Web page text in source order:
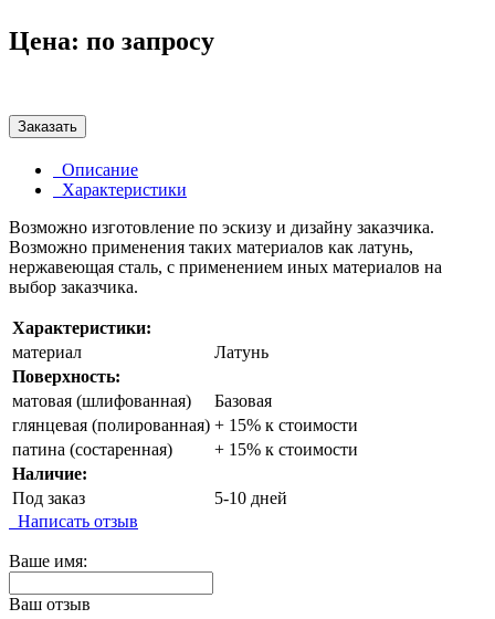
Цена: по запросу
Заказать
Описание
Характеристики
Возможно изготовление по эскизу и дизайну заказчика.
Возможно применения таких материалов как латунь,
нержавеющая сталь, с применением иных материалов на
выбор заказчика.
Характеристики:
материал
Латунь
Поверхность:
матовая (шлифованная)
Базовая
глянцевая (полированная) + 15% к стоимости
патина (состаренная)
+ 15% к стоимости
Наличие:
Под заказ
5-10 дней
Написать отзыв
Ваше имя:
Ваш отзыв